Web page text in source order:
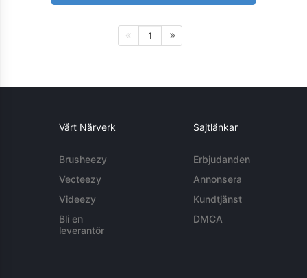
1
Vårt Närverk
Brusheezy
Vecteezy
Videezy
Bli en
leverantör
Sajtlänkar
Erbjudanden
Annonsera
Kundtjänst
DMCA